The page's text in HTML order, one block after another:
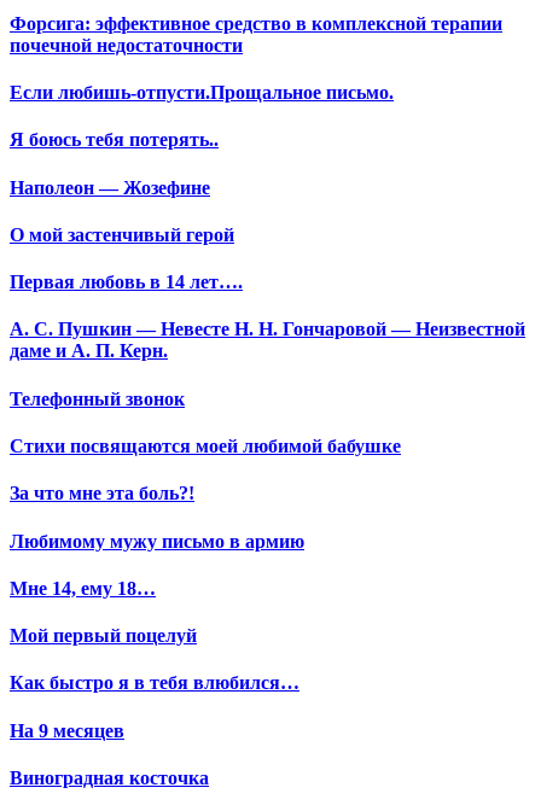
Форсига: эффективное средство в комплексной терапии
почечной недостаточности
Если любишь-отпусти.Прощальное письмо.
Я боюсь тебя потерять..
Наполеон — Жозефине
О мой застенчивый герой
Первая любовь в 14 лет….
А. С. Пушкин — Невесте Н. Н. Гончаровой — Неизвестной
даме и А. П. Керн.
Телефонный звонок
Стихи посвящаются моей любимой бабушке
За что мне эта боль?!
Любимому мужу письмо в армию
Мне 14, ему 18…
Мой первый поцелуй
Как быстро я в тебя влюбился…
На 9 месяцев
Виноградная косточка